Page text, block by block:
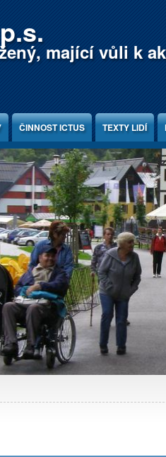
mající vůli k
ČINNOST ICTUS TEXTY LIDÍ